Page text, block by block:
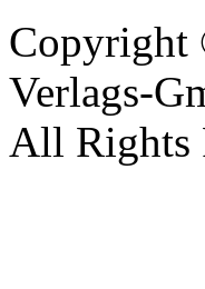
Copyright
Verlags-
All Rights